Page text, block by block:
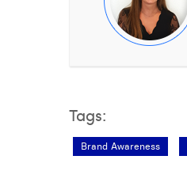
Tags:
Brand Awareness